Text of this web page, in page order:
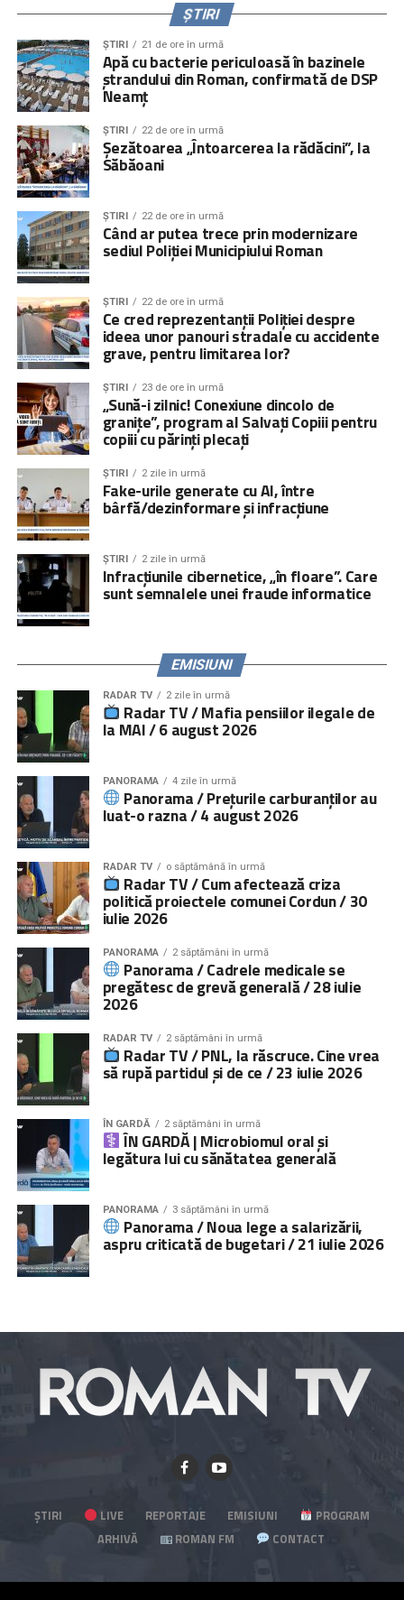
ȘTIRI
ȘTIRI 21 de ore în urmă
Apă cu bacterie periculoasă în bazinele
ștrandului din Roman, confirmată de DSP
Neamț
ȘTIRI 22 de ore în urmă
Șezătoarea „Întoarcerea la rădăcini”, la
Săbăoani
ȘTIRI 22 de ore în urmă
Când ar putea trece prin modernizare
sediul Poliției Municipiului Roman
ȘTIRI 22 de ore în urmă
Ce cred reprezentanții Poliției despre
ideea unor panouri stradale cu accidente
grave, pentru limitarea lor?
ȘTIRI 23 de ore în urmă
„Sună-i zilnic! Conexiune dincolo de
granițe”, program al Salvați Copiii pentru
copiii cu părinți plecați
ȘTIRI 2 zile în urmă
Fake-urile generate cu AI, între
bârfă/dezinformare și infracțiune
ȘTIRI 2 zile în urmă
Infracțiunile cibernetice, „în floare”. Care
sunt semnalele unei fraude informatice
EMISIUNI
RADAR TV 2 zile în urmă
Radar TV / Mafia pensiilor ilegale de
la MAI / 6 august 2026
PANORAMA 4 zile în urmă
Panorama / Prețurile carburanților au
luat-o razna / 4 august 2026
RADAR TV o săptămână în urmă
Radar TV / Cum afectează criza
politică proiectele comunei Cordun / 30
iulie 2026
PANORAMA 2 săptămâni în urmă
Panorama / Cadrele medicale se
pregătesc de grevă generală / 28 iulie
2026
RADAR TV 2 săptămâni în urmă
Radar TV / PNL, la răscruce. Cine vrea
să rupă partidul și de ce / 23 iulie 2026
ÎN GARDĂ 2 săptămâni în urmă
ÎN GARDĂ | Microbiomul oral și
legătura lui cu sănătatea generală
PANORAMA 3 săptămâni în urmă
Panorama / Noua lege a salarizării,
aspru criticată de bugetari / 21 iulie 2026
ȘTIRI LIVE REPORTAJE EMISIUNI
PROGRAM
ARHIVĂ
ROMAN FM CONTACT